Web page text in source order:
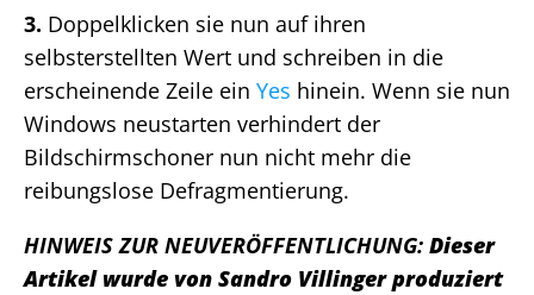
3. Doppelklicken sie nun auf ihren
selbsterstellten Wert und schreiben in die
erscheinende Zeile ein Yes hinein. Wenn sie nun
Windows neustarten verhindert der
Bildschirmschoner nun nicht mehr die
reibungslose Defragmentierung.
HINWEIS ZUR NEUVERÖFFENTLICHUNG: Dieser
Artikel wurde von Sandro Villinger produziert